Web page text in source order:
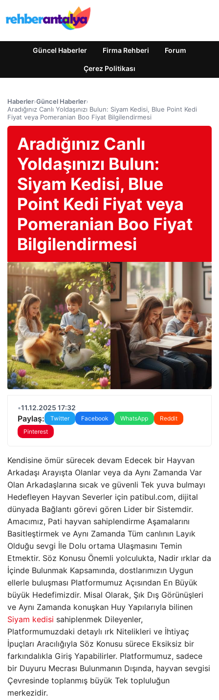
Güncel Haberler Firma Rehberi Forum
Çerez Politikası
Haberler›Güncel Haberler›
Aradığınız Canlı Yoldaşınızı Bulun: Siyam Kedisi, Blue Point Kedi
Fiyat veya Pomeranian Boo Fiyat Bilgilendirmesi
Aradığınız Canlı
Yoldaşınızı Bulun:
Siyam Kedisi, Blue
Point Kedi Fiyat veya
Pomeranian Boo Fiyat
Bilgilendirmesi
•11.12.2025 17:32
Paylaş: Twitter Facebook WhatsApp
Reddit
Pinterest
Kendisine ömür sürecek devam Edecek bir Hayvan
Arkadaşı Arayışta Olanlar veya da Aynı Zamanda Var
Olan Arkadaşlarına sıcak ve güvenli Tek yuva bulmayı
Hedefleyen Hayvan Severler için patibul.com, dijital
dünyada Bağlantı görevi gören Lider bir Sistemdir.
Amacımız, Pati hayvan sahiplendirme Aşamalarını
Basitleştirmek ve Aynı Zamanda Tüm canlının Layık
Olduğu sevgi İle Dolu ortama Ulaşmasını Temin
Etmektir. Söz Konusu Önemli yolculukta, Nadir ırklar da
İçinde Bulunmak Kapsamında, dostlarımızın Uygun
ellerle buluşması Platformumuz Açısından En Büyük
büyük Hedefimizdir. Misal Olarak, Şık Dış Görünüşleri
ve Aynı Zamanda konuşkan Huy Yapılarıyla bilinen
Siyam kedisi sahiplenmek Dileyenler,
Platformumuzdaki detaylı ırk Nitelikleri ve İhtiyaç
İpuçları Aracılığıyla Söz Konusu sürece Eksiksiz bir
farkındalıkla Giriş Yapabilirler. Platformumuz, sadece
bir Duyuru Mecrası Bulunmanın Dışında, hayvan sevgisi
Çevresinde toplanmış büyük Tek topluluğun
merkezidir.